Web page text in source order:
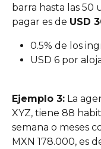
barra hasta las 50
pagar es de USD
0.5% de los
USD 6 por
Ejemplo 3: La
XYZ, tiene 88
semana o meses
MXN 178.000, es